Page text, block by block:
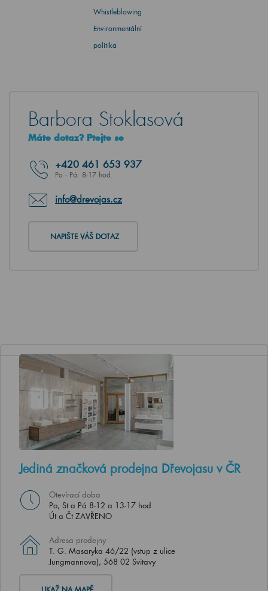
Whistleblowing
Environmentální
politika
Barbora Stoklasová
Máte dotaz? Ptejte se
+420 461 653 937
Po - Pá: 8-17 hod.
info@drevojas.cz
NAPIŠTE VÁŠ DOTAZ
Jediná značková prodejna Dřevojasu v ČR
Otevírací doba
Po, St a Pá 8-12 a 13-17 hod
Út a Čt ZAVŘENO
Adresa prodejny
T. G. Masaryka 46/22 (vstup z ulice
Jungmannova), 568 02 Svitavy